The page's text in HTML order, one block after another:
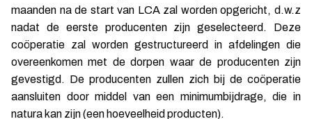
maanden na de start van LCA zal worden opgericht, d.w.z
nadat de eerste producenten zijn geselecteerd. Deze
coöperatie zal worden gestructureerd in afdelingen die
overeenkomen met de dorpen waar de producenten zijn
gevestigd. De producenten zullen zich bij de coöperatie
aansluiten door middel van een minimumbijdrage, die in
natura kan zijn (een hoeveelheid producten).